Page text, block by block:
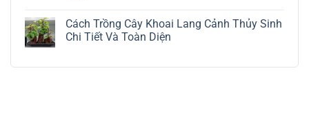
Tế
Chi
Tiết
Trồng
Trồng
Nho
Ngón
bình
luận
ở
Lan
Cách Trồng Cây Khoai Lang Cảnh Thủy Sinh
Chi Tiết Và Toàn Diện
bình